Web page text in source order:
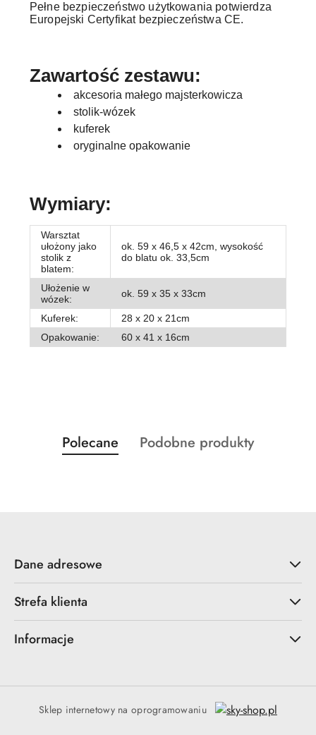
Pełne bezpieczeństwo użytkowania potwierdza
Europejski Certyfikat bezpieczeństwa CE.
Zawartość zestawu:
akcesoria małego majsterkowicza
stolik-wózek
kuferek
oryginalne opakowanie
Wymiary:
Warsztat
ułożony jako
stolik z
blatem:
ok. 59 x 46,5 x 42cm, wysokość
do blatu ok. 33,5cm
Ułożenie w
wózek:
ok. 59 x 35 x 33cm
Kuferek:
28 x 20 x 21cm
Opakowanie:
60 x 41 x 16cm
Pomiń karuzelę produktów
Produkty
o
Polecane
Produkty
Podobne produkty
Dane adresowe
Strefa klienta
Informacje
Sklep internetowy na oprogramowaniu